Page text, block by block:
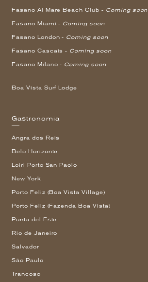
Fasano Al Mare Beach Club - Coming soon
Fasano Miami - Coming soon
Fasano London - Coming soon
Fasano Cascais - Coming soon
Fasano Milano - Coming soon
Boa Vista Surf Lodge
Gastronomia
Angra dos Reis
Belo Horizonte
Loiri Porto San Paolo
New York
Porto Feliz (Boa Vista Village)
Porto Feliz (Fazenda Boa Vista)
Punta del Este
Rio de Janeiro
Salvador
São Paulo
Trancoso